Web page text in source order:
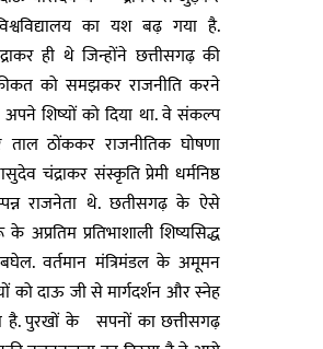
का यश बढ़ गया है.
ही थे जिन्होंने छत्तीसगढ़ की
को समझकर राजनीति करने
शिष्यों को दिया था. वे संकल्प
ठोंककर राजनीतिक घोषणा
चंद्राकर संस्कृति प्रेमी धर्मनिष्ठ
राजनेता थे. छतीसगढ़ के ऐसे
अप्रतिम प्रतिभाशाली शिष्यसिद्ध
वर्तमान मंत्रिमंडल के अमूमन
को दाऊ जी से मार्गदर्शन और स्नेह
है. पुरखों के सपनों का छत्तीसगढ़